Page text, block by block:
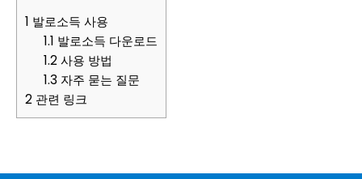
1 발로소득 사용
1.1 발로소득 다운로드
1.2사용 방법
1.3 자주 묻는 질문
2 관련 링크